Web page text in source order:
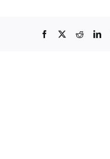
Facebook
X Reddit